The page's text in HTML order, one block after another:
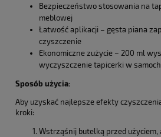
Bezpieczeństwo stosowania na
meblowej
Łatwość aplikacji – gęsta piana
czyszczenie
Ekonomiczne zużycie – 200 ml
wyczyszczenie tapicerki w
Sposób użycia:
Aby uzyskać najlepsze efekty
kroki:
Wstrząśnij butelką przed użyciem,